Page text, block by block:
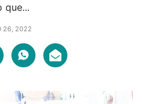
que...
26, 2022